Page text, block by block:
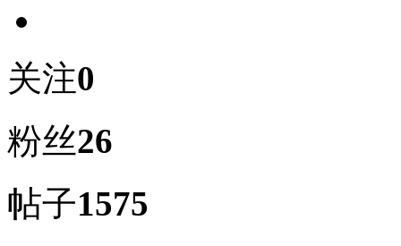
关注0
粉丝26
帖子1575